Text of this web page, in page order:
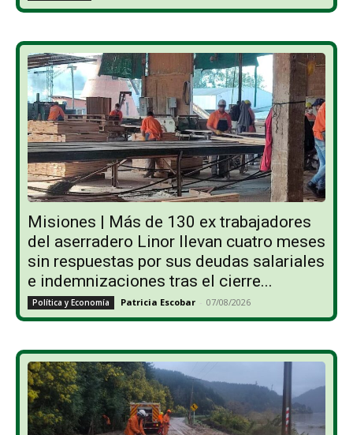
Misiones | Más de 130 ex trabajadores
del aserradero Linor llevan cuatro meses
sin respuestas por sus deudas salariales
e indemnizaciones tras el cierre...
Política y Economía Patricia Escobar - 07/08/2026